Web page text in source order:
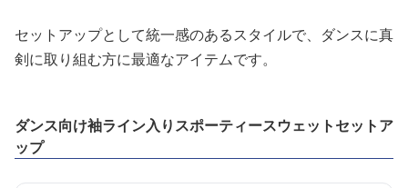
セットアップとして統一感のあるスタイルで、ダンスに真
剣に取り組む方に最適なアイテムです。
ダンス向け袖ライン入りスポーティースウェットセットア
ップ